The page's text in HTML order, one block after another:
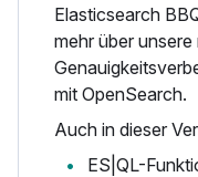
Elasticsearch
mehr über
mit OpenSearch.
Auch in dieser
ES|QL-